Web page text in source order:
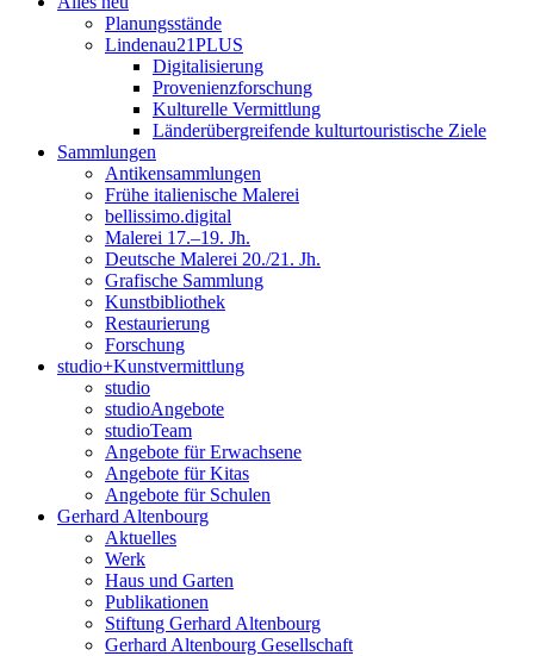
Planungsstände
Lindenau21PLUS
Digitalisierung
Provenienzforschung
Kulturelle Vermittlung
Länderübergreifende kulturtouristische Ziele
Sammlungen
Antikensammlungen
Frühe italienische Malerei
bellissimo.digital
Malerei 17.–19. Jh.
Deutsche Malerei 20./21. Jh.
Grafische Sammlung
Kunstbibliothek
Restaurierung
Forschung
studio+Kunstvermittlung
studio
studioAngebote
studioTeam
Angebote für Erwachsene
Angebote für Kitas
Angebote für Schulen
Gerhard Altenbourg
Aktuelles
Werk
Haus und Garten
Publikationen
Stiftung Gerhard Altenbourg
Gerhard Altenbourg Gesellschaft